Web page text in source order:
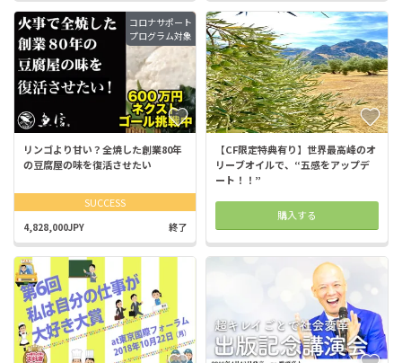
コロナサポート
プログラム対象
リンゴより甘い？全焼した創業80年
の豆腐屋の味を復活させたい
SUCCESS
4,828,000JPY 終了
【CF限定特典有り】世界最高峰のオ
リーブオイルで、“五感をアップデ
ート！！”
購入する